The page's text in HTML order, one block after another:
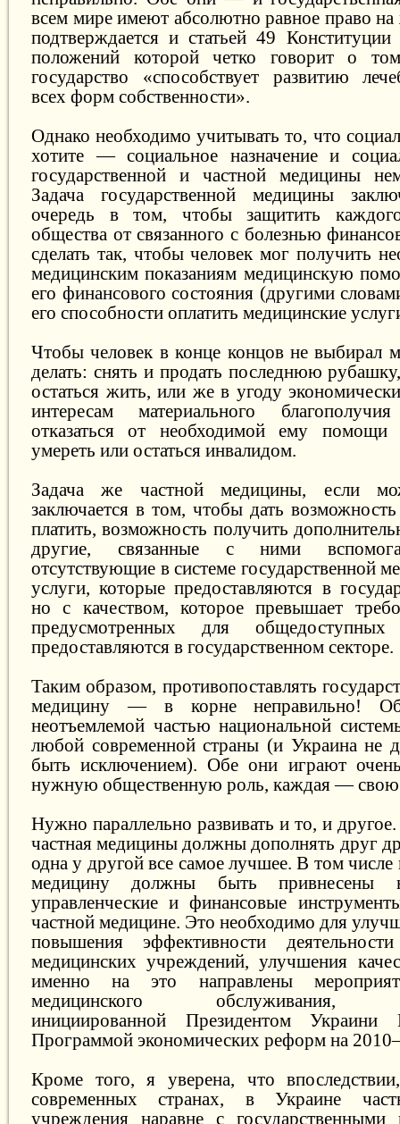
всем мире имеют абсолютно равное право на
подтверждается и статьей 49
положений которой четко говорит о
государство «способствует развитию
всех форм собственности».
Однако необходимо учитывать то, что
хотите — социальное назначение и
государственной и частной медицины
Задача государственной медицины
очередь в том, чтобы защитить
общества от связанного с болезнью
сделать так, чтобы человек мог получить
медицинским показаниям медицинскую
его финансового состояния (другими
его способности оплатить медицинские
Чтобы человек в конце концов не выбирал
делать: снять и продать последнюю
остаться жить, или же в угоду
интересам материального
отказаться от необходимой ему помощи
умереть или остаться инвалидом.
Задача же частной медицины, если
заключается в том, чтобы дать
платить, возможность получить
другие, связанные с ними
отсутствующие в системе государственной
услуги, которые предоставляются в
но с качеством, которое превышает
предусмотренных для
предоставляются в государственном секторе.
Таким образом, противопоставлять
медицину — в корне неправильно!
неотъемлемой частью национальной
любой современной страны (и Украина не
быть исключением). Обе они играют
нужную общественную роль, каждая —
Нужно параллельно развивать и то, и
частная медицины должны дополнять друг
одна у другой все самое лучшее. В том числе
медицину должны быть привнесены
управленческие и финансовые
частной медицине. Это необходимо для
повышения эффективности деятельности
медицинских учреждений, улучшения
именно на это направлены
медицинского обслуживания,
инициированной Президентом
Программой экономических реформ на
Кроме того, я уверена, что
современных странах, в Украине
учреждения наравне с